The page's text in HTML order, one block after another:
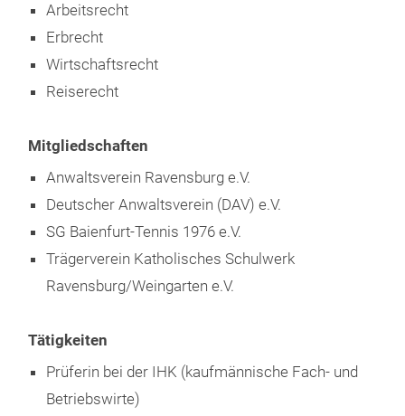
Seit Februar 2017
Fachanwältin für Erbrecht
Seit November 2017
Kanzlei Rommelspacher Glaser Prüß Mattes PartG
mbB, Rechtsanwälte, Steuerberater
Seit September 2020
Fachanwältin für Arbeitsrecht
Arbeitsrecht
Erbrecht
Wirtschaftsrecht
Reiserecht
Mitgliedschaften
Anwaltsverein Ravensburg e.V.
Deutscher Anwaltsverein (DAV) e.V.
SG Baienfurt-Tennis 1976 e.V.
Trägerverein Katholisches Schulwerk
Ravensburg/Weingarten e.V.
Tätigkeiten
Prüferin bei der IHK (kaufmännische Fach- und
Betriebswirte)